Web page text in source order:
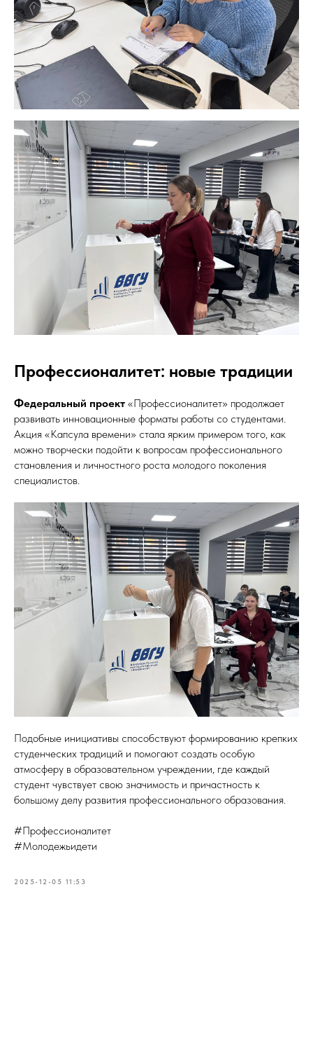
Профессионалитет: новые традиции
Федеральный проект «Профессионалитет» продолжает
развивать инновационные форматы работы со студентами.
Акция «Капсула времени» стала ярким примером того, как
можно творчески подойти к вопросам профессионального
становления и личностного роста молодого поколения
специалистов.
Подобные инициативы способствуют формированию крепких
студенческих традиций и помогают создать особую
атмосферу в образовательном учреждении, где каждый
студент чувствует свою значимость и причастность к
большому делу развития профессионального образования.
#Профессионалитет
#Молодежьидети
2025-12-05 11:53